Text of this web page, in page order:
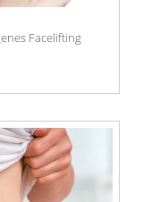
Facelifting